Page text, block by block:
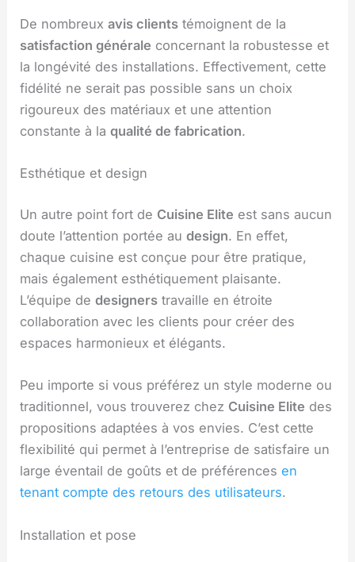
De nombreuxavis clients témoignent de la
satisfaction générale concernant la robustesse et
la longévité des installations. Effectivement, cette
fidélité ne serait pas possible sans un choix
rigoureux des matériaux et une attention
constante à laqualité de fabrication.
Esthétique et design
Un autre point fort de Cuisine Elite est sans aucun
doute l’attention portée audesign. En effet,
chaque cuisine est conçue pour être pratique,
mais également esthétiquement plaisante.
L’équipe dedesigners travaille en étroite
collaboration avec les clients pour créer des
espaces harmonieux et élégants.
Peu importe si vous préférez un style moderne ou
traditionnel, vous trouverez chez Cuisine Elite des
propositions adaptées à vos envies. C’est cette
flexibilité qui permet à l’entreprise de satisfaire un
large éventail de goûts et de préférencesen
tenant compte des retours des utilisateurs.
Installation et pose